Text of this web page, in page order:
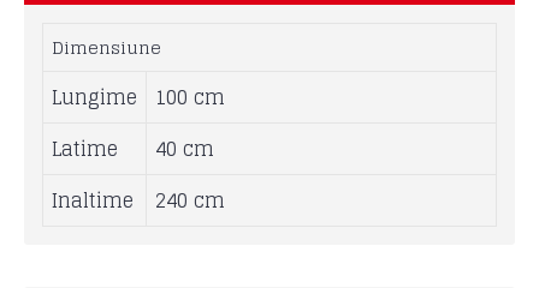
Dimensiune
Lungime
100 cm
Latime
40 cm
Inaltime
240 cm